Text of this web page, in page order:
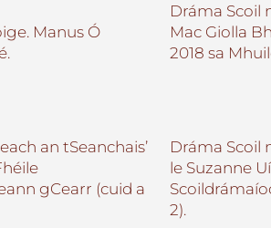
Manus Ó
Dráma Scoil
Mac Giolla
2018 sa
an tSeanchais’
gCearr (cuid a
Dráma Scoil
le Suzanne
2).